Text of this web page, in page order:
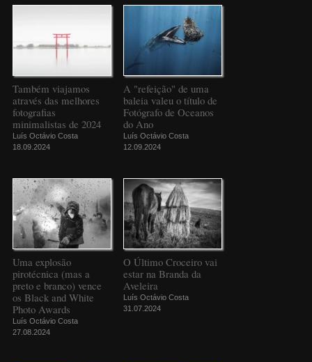
Também viajamos
através das melhores
fotografias
minimalistas de 2024
Luís Octávio Costa
18.09.2024
A "refeição" de uma
baleia valeu o título de
Fotógrafo de Oceanos
do Ano
Luís Octávio Costa
12.09.2024
Uma explosão
pirotécnica (mas a
preto e branco) vence
os Black and White
Photo Awards
Luís Octávio Costa
27.08.2024
O Último Croceiro vai
estar na Branda da
Aveleira
Luís Octávio Costa
31.07.2024